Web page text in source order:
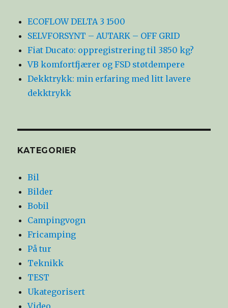
ECOFLOW DELTA 3 1500
SELVFORSYNT – AUTARK – OFF GRID
Fiat Ducato: oppregistrering til 3850 kg?
VB komfortfjærer og FSD støtdempere
Dekktrykk: min erfaring med litt lavere
dekktrykk
KATEGORIER
Bil
Bilder
Bobil
Campingvogn
Fricamping
På tur
Teknikk
TEST
Ukategorisert
Video